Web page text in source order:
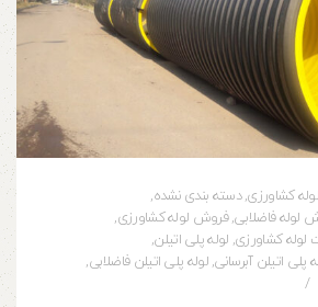
کشاورزی,دسته بندی نشده,
لوله فاضلابی,فروش لوله کشاورزی,
لوله کشاورزی, لوله پلی اتیلن,
پلی اتیلن آبرسانی,لوله پلی اتیلن فاضلابی,